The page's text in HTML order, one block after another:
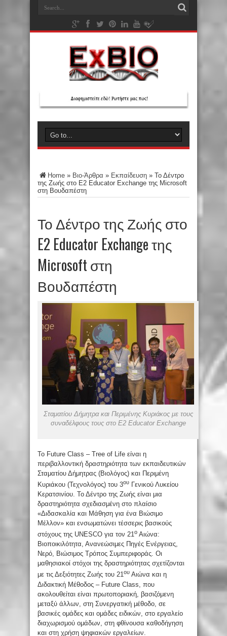
Home » Βιο-Άρθρα » Εκπαίδευση » Το Δέντρο
της Ζωής στο E2 Educator Exchange της Microsoft
στη Βουδαπέστη
Το Δέντρο της Ζωής στο
E2 Educator Exchange της
Microsoft στη
Βουδαπέστη
Σταματίου Δήμητρα και Περιμένης Κυριάκος με τους
συναδέλφους τους στο E2 Educator Exchange
To Future Class – Tree of Life είναι η
περιβαλλοντική δραστηριότητα των εκπαιδευτικών
Σταματίου Δήμητρας (Βιολόγος) και Περιμένη
Κυριάκου (Τεχνολόγος) του 3ου Γενικού Λυκείου
Κερατσινίου. Το Δέντρο της Ζωής είναι μια
δραστηριότητα σχεδιασμένη στο πλαίσιο
«Διδασκαλία και Μάθηση για ένα Βιώσιμο
Μέλλον» και ενσωματώνει τέσσερις βασικούς
στόχους της UNESCO για τον 21ο Αιώνα:
Βιοποικιλότητα, Ανανεώσιμες Πηγές Ενέργειας,
Νερό, Βιώσιμος Τρόπος Συμπεριφοράς. Οι
μαθησιακοί στόχοι της δραστηριότητας σχετίζονται
με τις Δεξιότητες Ζωής του 21ου Αιώνα και η
Διδακτική Μέθοδος – Future Class, που
ακολουθείται είναι πρωτοποριακή, βασιζόμενη
μεταξύ άλλων, στη Συνεργατική μέθοδο, σε
βασικές ομάδες και ομάδες ειδικών, στο εργαλείο
διαχωρισμού ομάδων, στη φθίνουσα καθοδήγηση
και στη χρήση ψηφιακών εργαλείων.